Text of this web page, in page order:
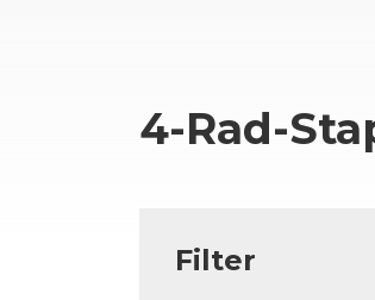
4-Rad-
Fil­ter